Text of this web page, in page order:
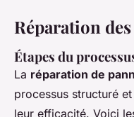
Réparation
Étapes du
La réparation de
processus structuré
leur efficacité. Voici